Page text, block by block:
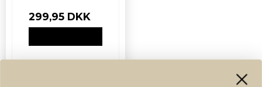
299,95 DKK